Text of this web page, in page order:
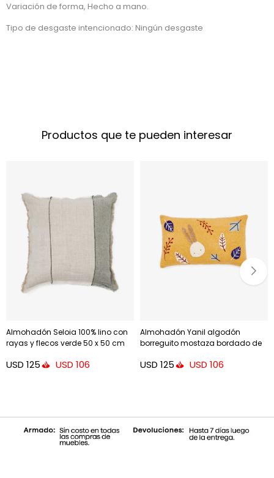
Variación de forma, Hecho a mano.
Tipo de desgaste intencionado: Ningún desgaste
Productos que te pueden interesar
Almohadón Seloia 100% lino con
rayas y flecos verde 50 x 50 cm
USD 125 USD 106
Almohadón Yanil algodón
borreguito mostaza bordado de
USD 125 USD 106